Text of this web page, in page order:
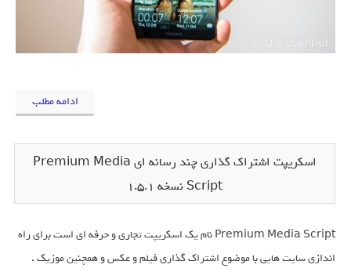
ادامه مطلب
اسکریپت اشتراک گذاری چند رسانه ای Premium Media
Script نسخه 1.5.1
Premium Media Script نام یک اسکریپت تجاری و حرفه ای است برای راه
اندازی سایت هایی با موضوع اشتراک گذاری فیلم و عکس و همچنین موزیک .